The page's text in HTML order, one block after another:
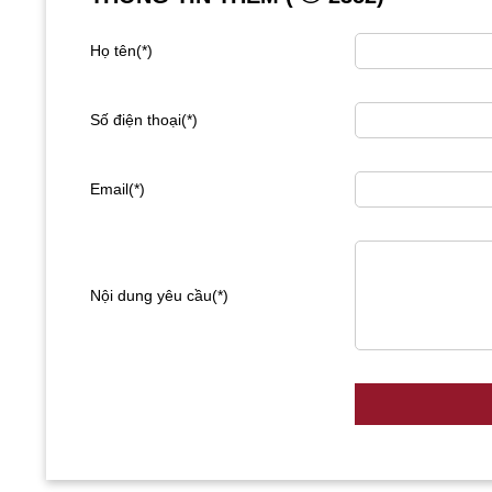
Họ tên(*)
Số điện thoại(*)
Email(*)
Nội dung yêu cầu(*)